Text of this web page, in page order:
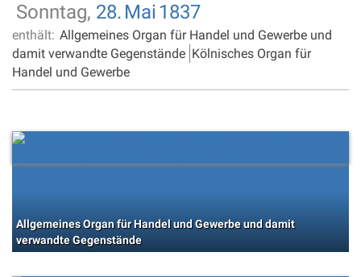
Sonntag, 28. Mai 1837
enthält: Allgemeines Organ für Handel und Gewerbe und
damit verwandte Gegenstände Kölnisches Organ für
Handel und Gewerbe
Allgemeines Organ für Handel und Gewerbe und damit
verwandte Gegenstände